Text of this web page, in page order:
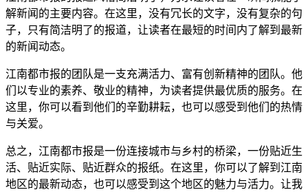
解新闻的主要内容。在这里，没有冗长的文字，没有复杂的句
子，只有简洁明了的报道，让读者在最短的时间内了解到最新
的新闻动态。
江南都市报的团队是一支充满活力、富有创新精神的团队。他
们以专业的素养、敬业的精神，为读者提供最优质的服务。在
这里，你可以看到他们的辛勤耕耘，也可以感受到他们的热情
与关爱。
总之，江南都市报是一份连接城市与乡村的桥梁，一份贴近生
活、贴近实际、贴近群众的报纸。在这里，你可以了解到江南
地区的最新动态，也可以感受到这个地区的魅力与活力。让我